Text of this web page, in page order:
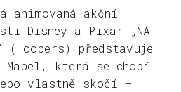
animovaná akční
Disney a Pixar „NA
(Hoopers) představuje
která se chopí
vlastně skočí –